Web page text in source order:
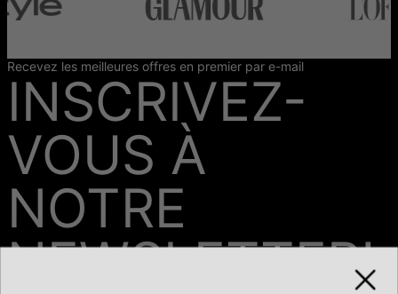
Recevez les meilleures offres en premier par e-mail
INSCRIVEZ-
VOUS À
NOTRE
NEWSLETTER!